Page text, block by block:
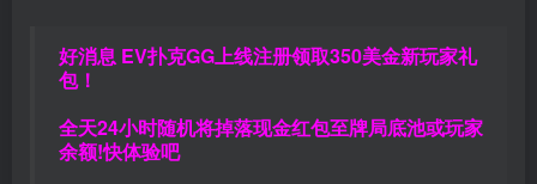
好消息 EV扑克GG上线注册领取350美金新玩家礼
包！
全天24小时随机将掉落现金红包至牌局底池或玩家
余额!快体验吧